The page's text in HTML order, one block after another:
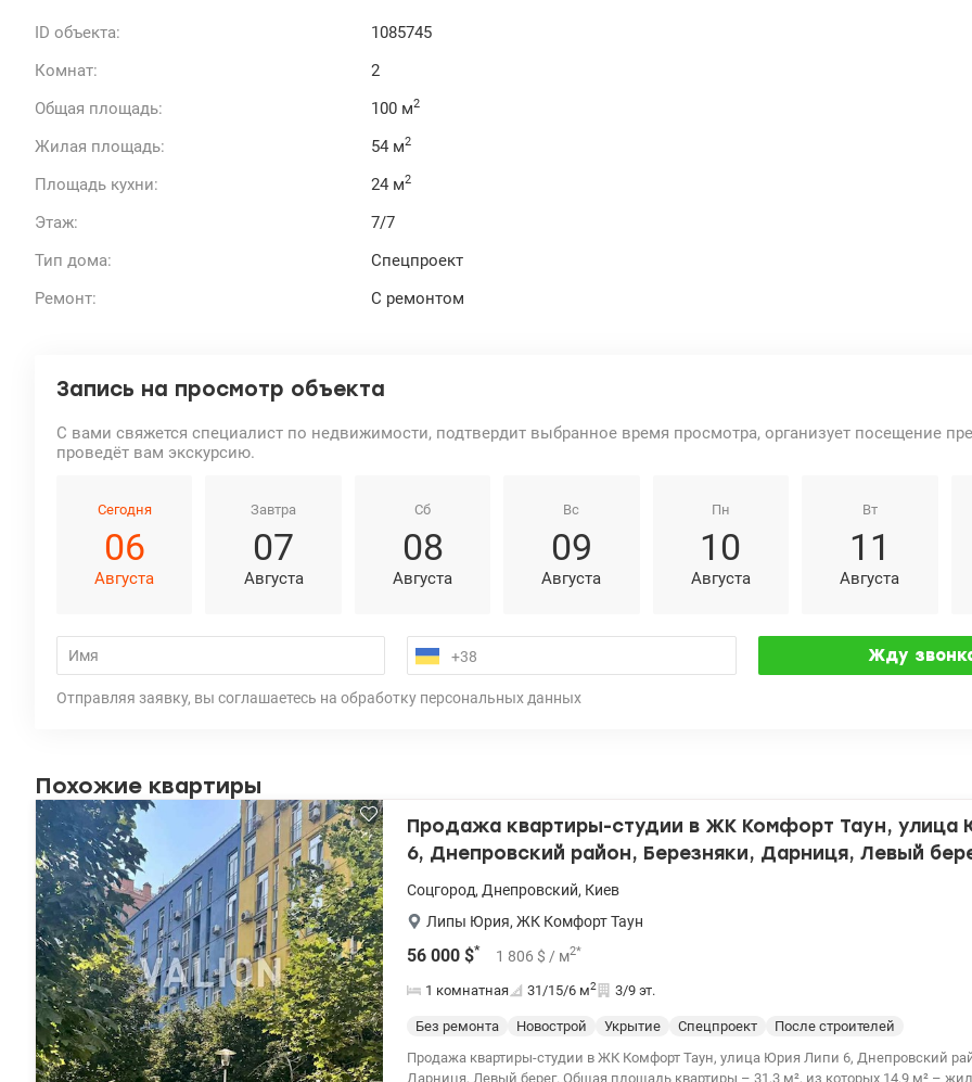
ID объекта:
1085745
Комнат:
2
Общая площадь:
100 м2
Жилая площадь: 54 м2
Площадь кухни: 24 м2
Этаж:
7/7
Тип дома:
Спецпроект
Ремонт:
С ремонтом
Запись на просмотр объекта
С вами свяжется специалист по недвижимости, подтвердит выбранное время просмотра, организует посещение
проведёт вам экскурсию.
Сегодня
06
Августа
Завтра
07
Августа
Сб
08
Августа
Вс
09
Августа
Пн
10
Августа
Вт
11
Августа
Отправляя заявку, вы соглашаетесь на обработку персональных данных
Похожие квартиры
Продажа квартиры-студии в ЖК Комфорт Таун, улица
6, Днепровский район, Березняки, Дарниця, Левый
Соцгород, Днепровский, Киев
Липы Юрия, ЖК Комфорт Таун
56 000 $* 1 806 $ / м2*
1 комнатная 31/15/6 м2 3/9 эт.
Без ремонта Новострой Укрытие Спецпроект
После строителей
Продажа квартиры-студии в ЖК Комфорт Таун, улица Юрия Липи 6, Днепровский
Дарниця, Левый берег. Общая площадь квартиры – 31,3 м², из которых 14,9 м² –